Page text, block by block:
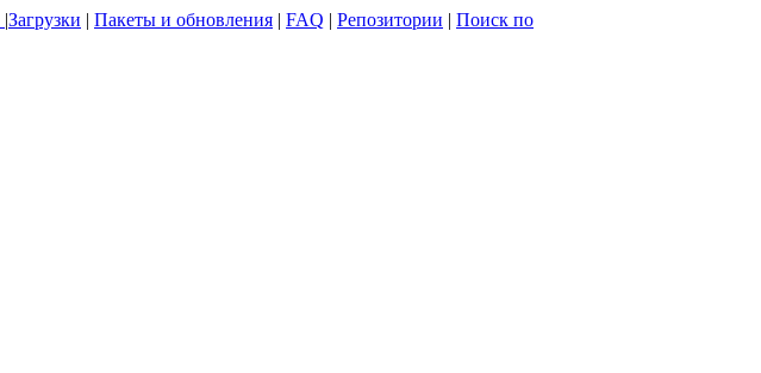
|Загрузки | Пакеты и обновления | FAQ | Репозитории | Поиск по